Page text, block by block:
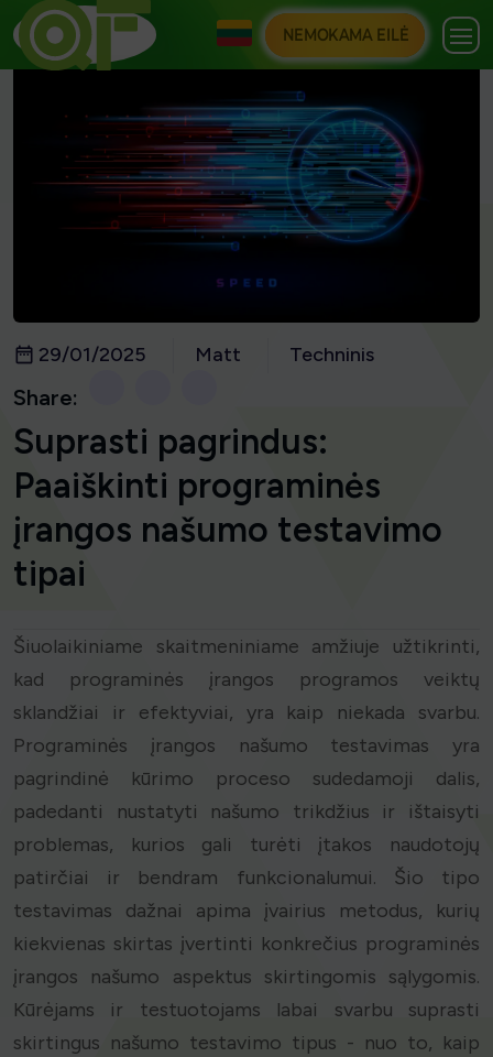
NEMOKAMA EILĖ
29/01/2025 Matt Techninis
Share:
Suprasti pagrindus:
Paaiškinti programinės
įrangos našumo testavimo
tipai
Šiuolaikiniame skaitmeniniame amžiuje užtikrinti,
kad programinės įrangos programos veiktų
sklandžiai ir efektyviai, yra kaip niekada svarbu.
Programinės įrangos našumo testavimas yra
pagrindinė kūrimo proceso sudedamoji dalis,
padedanti nustatyti našumo trikdžius ir ištaisyti
problemas, kurios gali turėti įtakos naudotojų
patirčiai ir bendram funkcionalumui. Šio tipo
testavimas dažnai apima įvairius metodus, kurių
kiekvienas skirtas įvertinti konkrečius programinės
įrangos našumo aspektus skirtingomis sąlygomis.
Kūrėjams ir testuotojams labai svarbu suprasti
skirtingus našumo testavimo tipus - nuo to, kaip